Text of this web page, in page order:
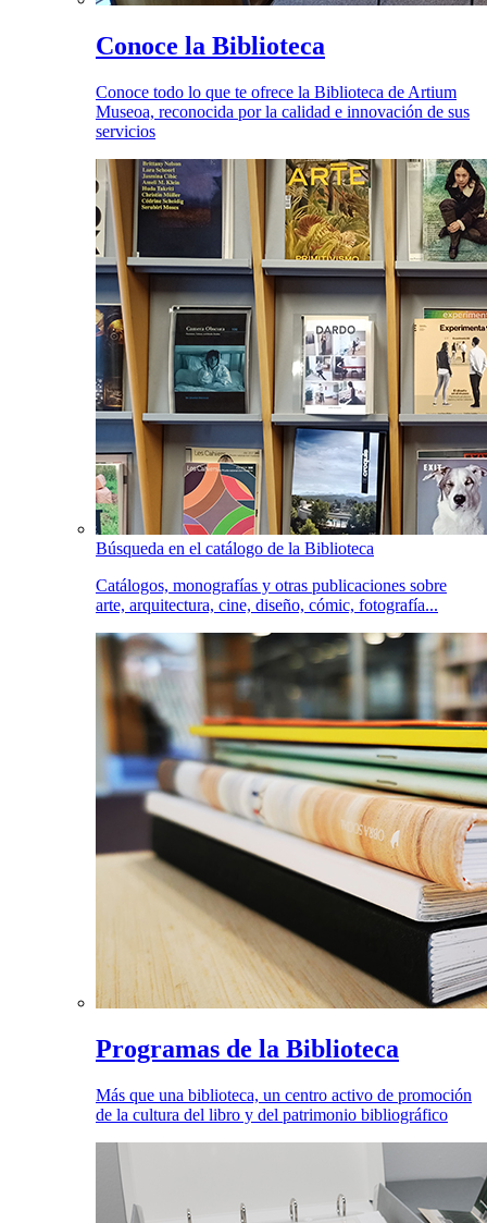
Conoce la Biblioteca
Conoce todo lo que te ofrece la Biblioteca de Artium
Museoa, reconocida por la calidad e innovación de sus
servicios
Búsqueda en el catálogo de la Biblioteca
Catálogos, monografías y otras publicaciones sobre
arte, arquitectura, cine, diseño, cómic, fotografía...
Programas de la Biblioteca
Más que una biblioteca, un centro activo de promoción
de la cultura del libro y del patrimonio bibliográfico